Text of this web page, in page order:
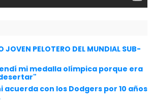
JOVEN PELOTERO DEL MUNDIAL SUB-
mi medalla olímpica porque era
acuerda con los Dodgers por 10 años